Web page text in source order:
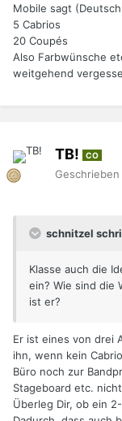
Mobile sagt
5 Cabrios
20 Coupés
Also Farbwünsche
weitgehend
TB! CO
Geschrieben
schnitzel
Klasse auch die
ein? Wie sind die
ist er?
Er ist eines von drei
ihn, wenn kein
Büro noch zur
Stageboard etc.
Überleg Dir, ob ein